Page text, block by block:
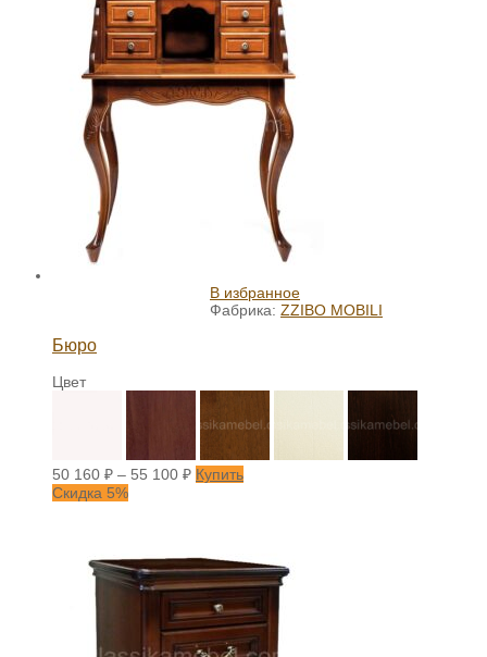
В избранное
Фабрика: ZZIBO MOBILI
Бюро
Цвет
50 160 ₽ – 55 100 ₽ Купить
Скидка 5%